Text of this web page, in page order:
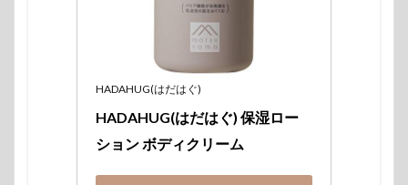
HADAHUG(はだはぐ)
HADAHUG(はだはぐ) 保湿ロー
ション ボディクリーム